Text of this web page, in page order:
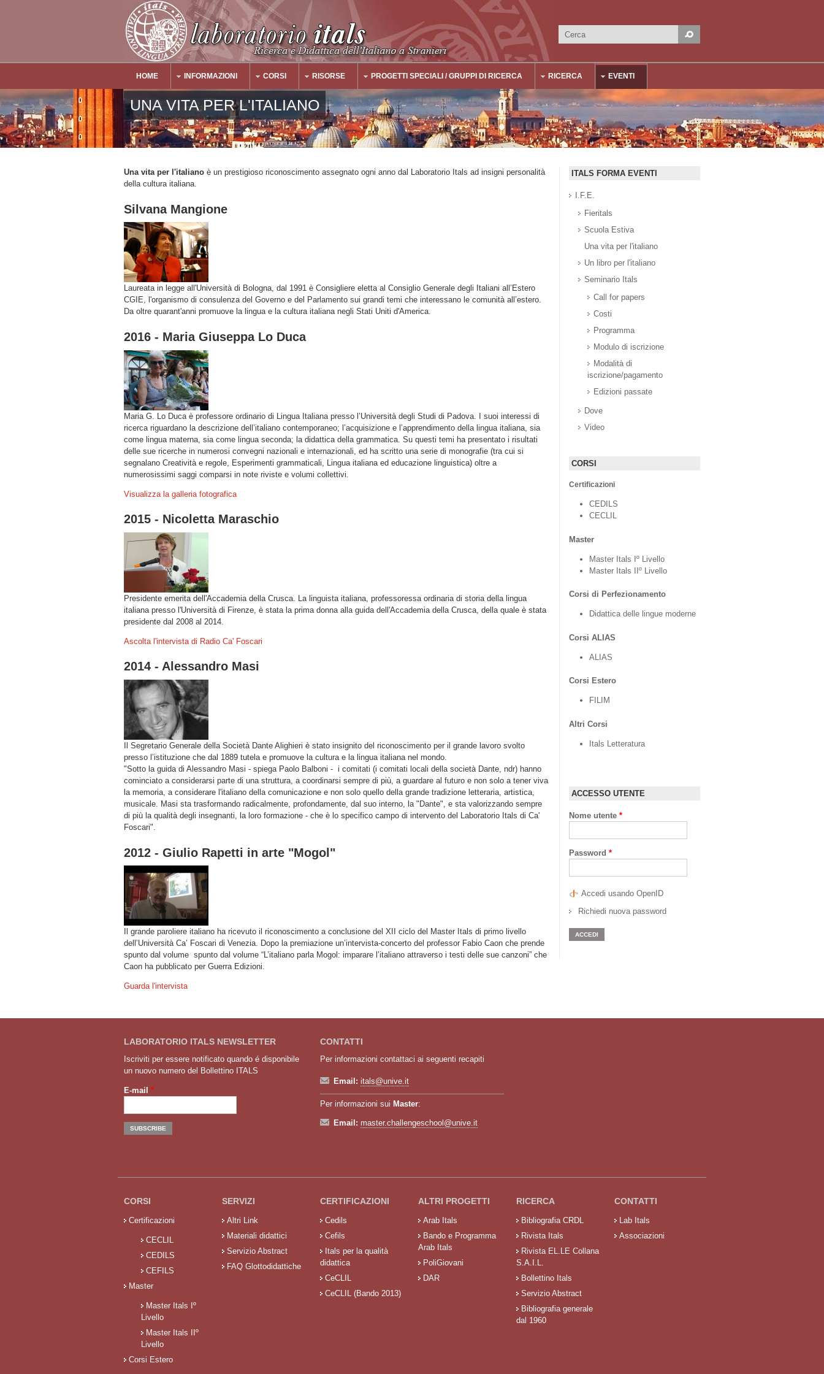
Form di ricerca
Cerca
Main Menu
HOME INFORMAZIONI CORSI RISORSE PROGETTI SPECIALI / GRUPPI DI RICERCA RICERCA EVENTI
UNA VITA PER L'ITALIANO
Una vita per l'italiano è un prestigioso riconoscimento assegnato ogni anno dal Laboratorio Itals ad insigni personalità
della cultura italiana.
Silvana Mangione
Laureata in legge all'Università di Bologna, dal 1991 è Consigliere eletta al Consiglio Generale degli Italiani all’Estero
CGIE, l'organismo di consulenza del Governo e del Parlamento sui grandi temi che interessano le comunità all’estero.
Da oltre quarant'anni promuove la lingua e la cultura italiana negli Stati Uniti d'America.
2016 - Maria Giuseppa Lo Duca
Maria G. Lo Duca è professore ordinario di Lingua Italiana presso l’Università degli Studi di Padova. I suoi interessi di
ricerca riguardano la descrizione dell’italiano contemporaneo; l’acquisizione e l’apprendimento della lingua italiana, sia
come lingua materna, sia come lingua seconda; la didattica della grammatica. Su questi temi ha presentato i risultati
delle sue ricerche in numerosi convegni nazionali e internazionali, ed ha scritto una serie di monografie (tra cui si
segnalano Creatività e regole, Esperimenti grammaticali, Lingua italiana ed educazione linguistica) oltre a
numerosissimi saggi comparsi in note riviste e volumi collettivi.
Visualizza la galleria fotografica
2015 - Nicoletta Maraschio
Presidente emerita dell'Accademia della Crusca. La linguista italiana, professoressa ordinaria di storia della lingua
italiana presso l'Università di Firenze, è stata la prima donna alla guida dell'Accademia della Crusca, della quale è stata
presidente dal 2008 al 2014.
Ascolta l'intervista di Radio Ca' Foscari
2014 - Alessandro Masi
Il Segretario Generale della Società Dante Alighieri è stato insignito del riconoscimento per il grande lavoro svolto
presso l’istituzione che dal 1889 tutela e promuove la cultura e la lingua italiana nel mondo.
"Sotto la guida di Alessandro Masi - spiega Paolo Balboni - i comitati (i comitati locali della società Dante, ndr) hanno
cominciato a considerarsi parte di una struttura, a coordinarsi sempre di più, a guardare al futuro e non solo a tener viva
la memoria, a considerare l'italiano della comunicazione e non solo quello della grande tradizione letteraria, artistica,
musicale. Masi sta trasformando radicalmente, profondamente, dal suo interno, la "Dante", e sta valorizzando sempre
di più la qualità degli insegnanti, la loro formazione - che è lo specifico campo di intervento del Laboratorio Itals di Ca'
Foscari".
2012 - Giulio Rapetti in arte "Mogol"
Il grande paroliere italiano ha ricevuto il riconoscimento a conclusione del XII ciclo del Master Itals di primo livello
dell’Università Ca’ Foscari di Venezia. Dopo la premiazione un’intervista-concerto del professor Fabio Caon che prende
spunto dal volume spunto dal volume “L’italiano parla Mogol: imparare l’italiano attraverso i testi delle sue canzoni” che
Caon ha pubblicato per Guerra Edizioni.
Guarda l'intervista
ITALS FORMA EVENTI
I.F.E.
Fieritals
Scuola Estiva
Una vita per l'italiano
Un libro per l'italiano
Seminario Itals
Call for papers
Costi
Programma
Modulo di iscrizione
Modalità di
iscrizione/pagamento
Edizioni passate
Dove
Video
CORSI
Certificazioni
CEDILS
CECLIL
Master
Master Itals Iº Livello
Master Itals IIº Livello
Corsi di Perfezionamento
Didattica delle lingue moderne
Corsi ALIAS
ALIAS
Corsi Estero
FILIM
Altri Corsi
Itals Letteratura
ACCESSO UTENTE
Nome utente *
Password *
Accedi usando OpenID
Richiedi nuova password
LABORATORIO ITALS NEWSLETTER
Iscriviti per essere notificato quando é disponibile
un nuovo numero del Bollettino ITALS
E-mail *
CONTATTI
Per informazioni contattaci ai seguenti recapiti
Email: itals@unive.it
Per informazioni sui Master:
Email: master.challengeschool@unive.it
CORSI
Certificazioni
CECLIL
CEDILS
CEFILS
Master
Master Itals Iº
Livello
Master Itals IIº
Livello
Corsi Estero
SERVIZI
Altri Link
Materiali didattici
Servizio Abstract
FAQ Glottodidattiche
CERTIFICAZIONI
Cedils
Cefils
Itals per la qualità
didattica
CeCLIL
CeCLIL (Bando 2013)
ALTRI PROGETTI
Arab Itals
Bando e Programma
Arab Itals
PoliGiovani
DAR
RICERCA
Bibliografia CRDL
Rivista Itals
Rivista EL.LE Collana
S.A.I.L.
Bollettino Itals
Servizio Abstract
Bibliografia generale
dal 1960
CONTATTI
Lab Itals
Associazioni